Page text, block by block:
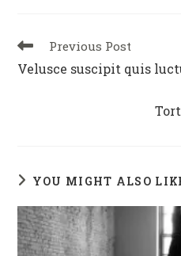
Read
articles
Previous Post
Velusce suscipit quis
YOU MIGHT ALSO